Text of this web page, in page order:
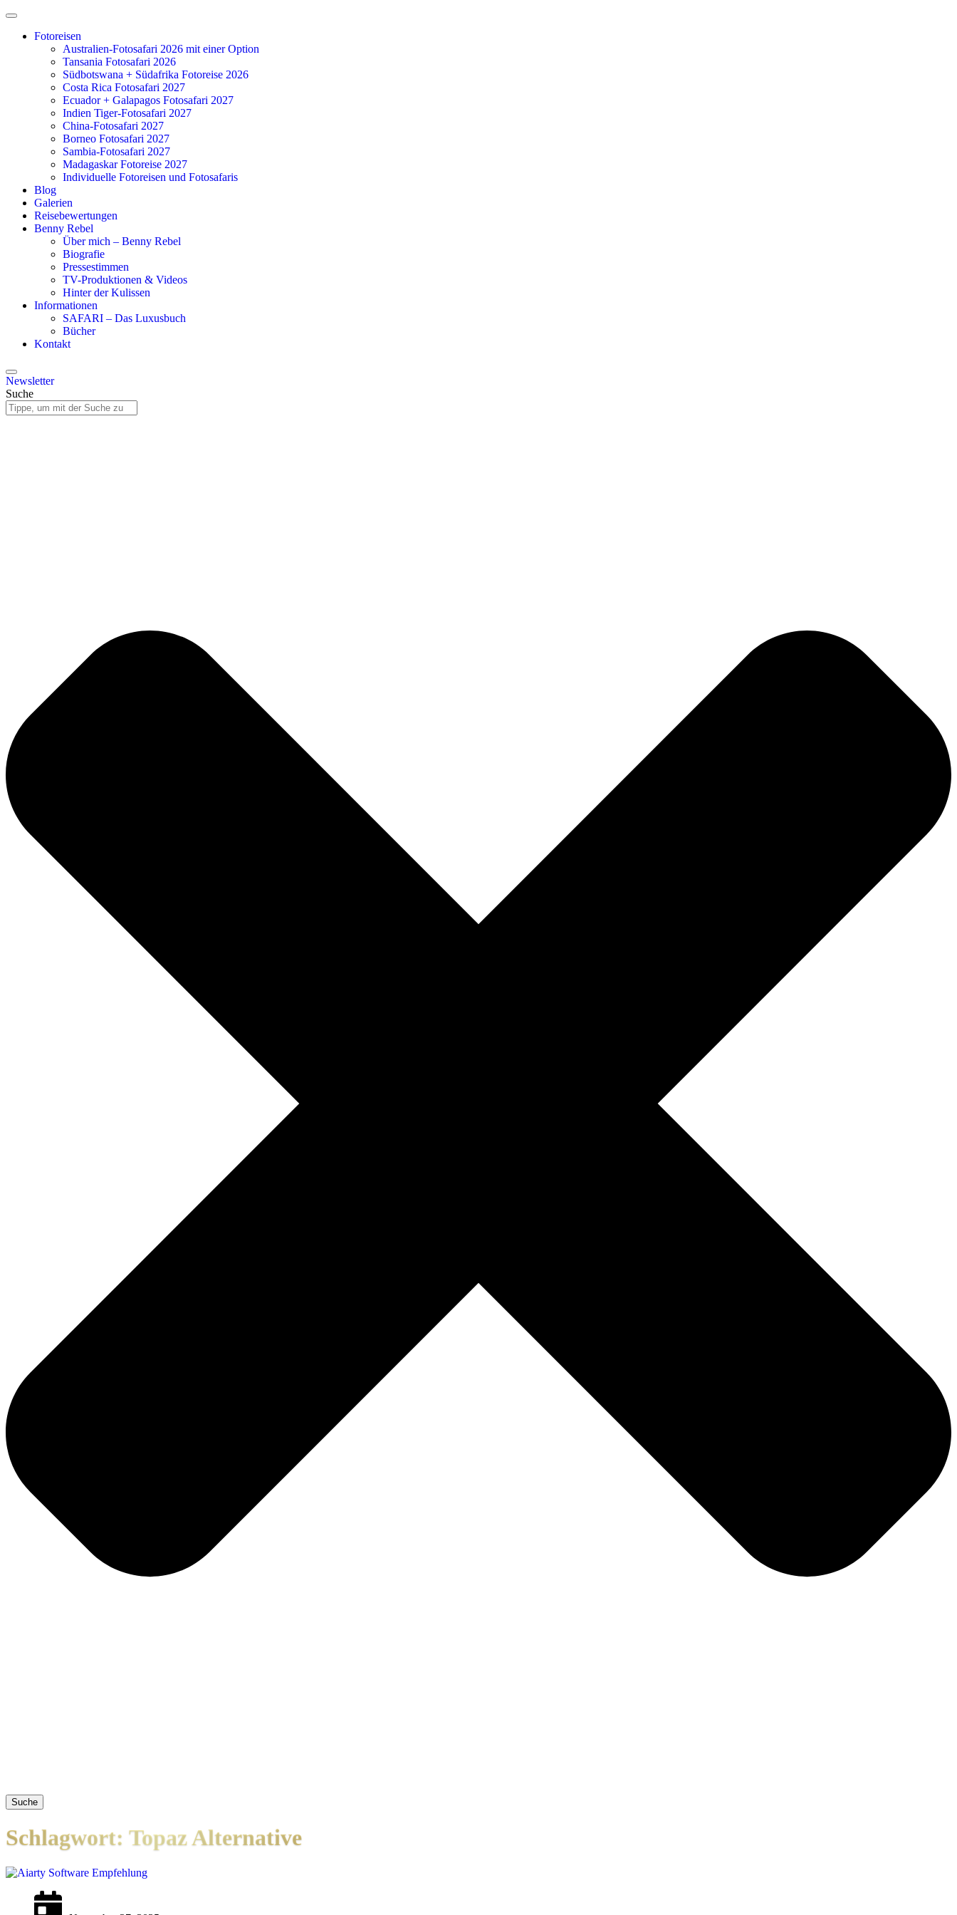
Zum
springenFotoreisen
Australien-Fotosafari 2026 mit einer Option
Tansania Fotosafari 2026
Südbotswana + Südafrika Fotoreise 2026
Costa Rica Fotosafari 2027
Ecuador + Galapagos Fotosafari 2027
Indien Tiger-Fotosafari 2027
China-Fotosafari 2027
Borneo Fotosafari 2027
Sambia-Fotosafari 2027
Madagaskar Fotoreise 2027
Individuelle Fotoreisen und Fotosafaris
Blog
Galerien
Reisebewertungen
Benny Rebel
Über mich – Benny Rebel
Biografie
Pressestimmen
TV-Produktionen & Videos
Hinter der Kulissen
Informationen
SAFARI – Das Luxusbuch
Bücher
Kontakt
Newsletter
Suche
Suche
Schlagwort: Topaz Alternative